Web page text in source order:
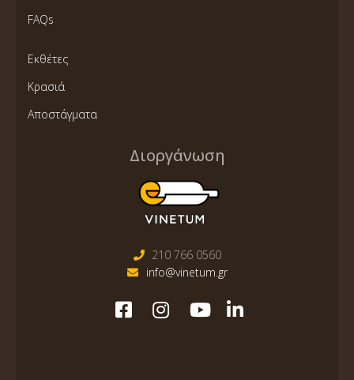
FAQs
Εκθέτες
Κρασιά
Αποστάγματα
Διοργάνωση
210 766 0560
info@vinetum.gr